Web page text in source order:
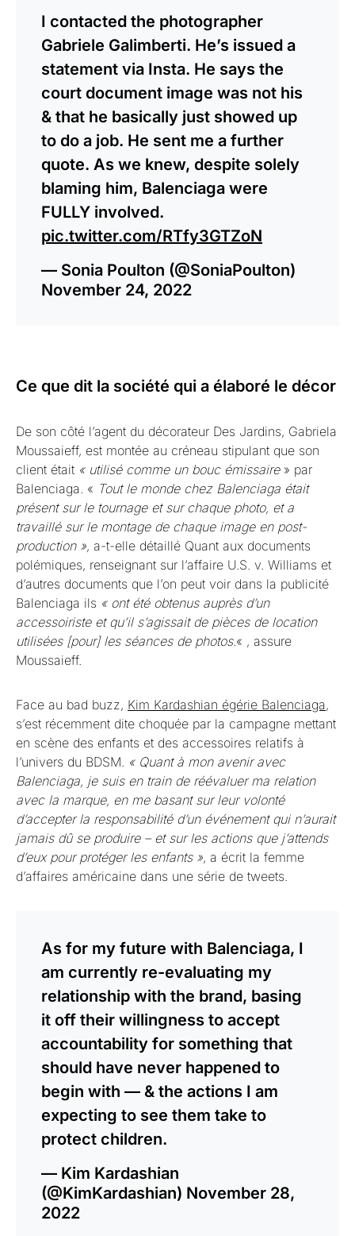
I contacted the photographer
Gabriele Galimberti. He’s issued a
statement via Insta. He says the
court document image was not his
& that he basically just showed up
to do a job. He sent me a further
quote. As we knew, despite solely
blaming him, Balenciaga were
FULLY involved.
pic.twitter.com/RTfy3GTZoN
— Sonia Poulton (@SoniaPoulton)
November 24, 2022
Ce que dit la société qui a élaboré le décor
De son côté l’agent du décorateur Des Jardins, Gabriela
Moussaieff, est montée au créneau stipulant que son
client était « utilisé comme un bouc émissaire» par
Balenciaga. « Tout le monde chez Balenciaga était
présent sur le tournage et sur chaque photo, et a
travaillé sur le montage de chaque image en post-
production », a-t-elle détaillé Quant aux documents
polémiques, renseignant sur l’affaire U.S. v. Williams et
d’autres documents que l’on peut voir dans la publicité
Balenciaga ils « ont été obtenus auprès d’un
accessoiriste et qu’il s’agissait de pièces de location
utilisées [pour] les séances de photos. « , assure
Moussaieff.
Face au bad buzz, Kim Kardashian égérie Balenciaga,
s’est récemment dite choquée par la campagne mettant
en scène des enfants et des accessoires relatifs à
l’univers du BDSM. « Quant à mon avenir avec
Balenciaga, je suis en train de réévaluer ma relation
avec la marque, en me basant sur leur volonté
d’accepter la responsabilité d’un événement qui n’aurait
jamais dû se produire – et sur les actions que j’attends
d’eux pour protéger les enfants », a écrit la femme
d’affaires américaine dans une série de tweets.
As for my future with Balenciaga, I
am currently re-evaluating my
relationship with the brand, basing
it off their willingness to accept
accountability for something that
should have never happened to
begin with — & the actions I am
expecting to see them take to
protect children.
— Kim Kardashian
(@KimKardashian) November 28,
2022